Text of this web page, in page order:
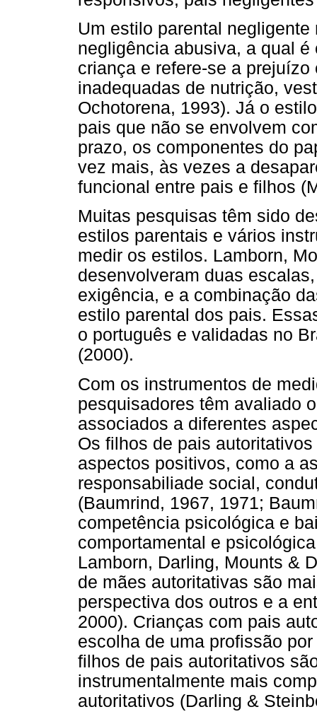
Um estilo parental
negligência abusiva, a qual
criança e refere-se a
inadequadas de nutrição,
Ochotorena, 1993). Já o
pais que não se envolvem
prazo, os componentes do
vez mais, às vezes a
funcional entre pais e filhos
Muitas pesquisas têm sido
estilos parentais e vários
medir os estilos. Lamborn,
desenvolveram duas
exigência, e a combinação
estilo parental dos pais.
o português e validadas no
(2000).
Com os instrumentos de
pesquisadores têm avaliado
associados a diferentes
Os filhos de pais
aspectos positivos, como a
responsabiliade social,
(Baumrind, 1967, 1971;
competência psicológica e
comportamental e
Lamborn, Darling, Mounts &
de mães autoritativas são
perspectiva dos outros e a
2000). Crianças com pais
escolha de uma profissão
filhos de pais autoritativos
instrumentalmente mais
autoritativos (Darling &